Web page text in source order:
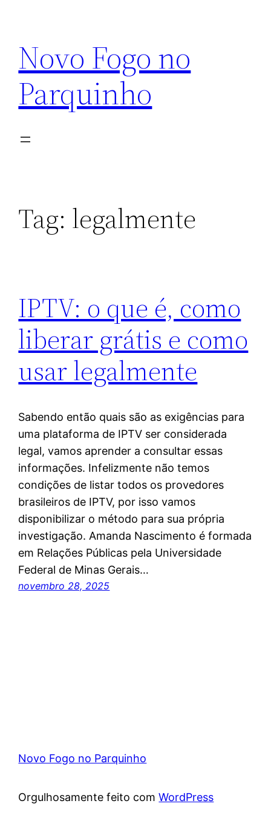
conteúdo
Novo Fogo no
Parquinho
Tag: legalmente
IPTV: o que é, como
liberar grátis e como
usar legalmente
Sabendo então quais são as exigências para
uma plataforma de IPTV ser considerada
legal, vamos aprender a consultar essas
informações. Infelizmente não temos
condições de listar todos os provedores
brasileiros de IPTV, por isso vamos
disponibilizar o método para sua própria
investigação. Amanda Nascimento é formada
em Relações Públicas pela Universidade
Federal de Minas Gerais…
novembro 28, 2025
Novo Fogo no Parquinho
Orgulhosamente feito comWordPress